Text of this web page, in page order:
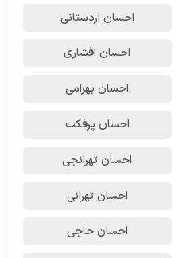
احسان اردستانی
احسان افشاری
احسان بهرامی
احسان پرفکت
احسان تهرانجی
احسان تهرانی
احسان حاجی